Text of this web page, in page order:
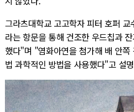
그라츠대학교 고고학자 피터 호퍼
라는 항문을 통해 건조한 우드칩과
했다"며 "염화아연을 첨가해 배 안쪽
법 과학적인 방법을 사용했다"고 설